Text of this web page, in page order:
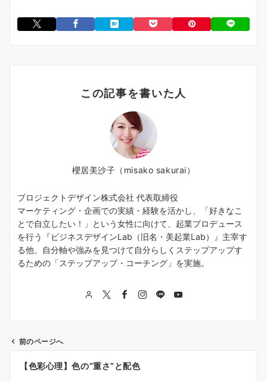
この記事を書いた人
櫻居美沙子（misako sakurai）
プロジェクトデザイン株式会社 代表取締役
マーケティング・企画での実績・経験を活かし、「好きなこ
とで自立したい！」という女性に向けて、起業プロデュース
を行う『ビジネスデザインLab（旧名・美起業Lab）』主宰す
る他、自分軸や強みを見つけて自分らしくステップアップす
るための「ステップアップ・コーチング」を実施。
前のページへ
【色彩心理】色の“重さ”と配色